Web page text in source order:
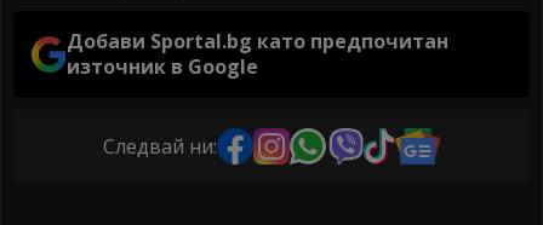
Добави Sportal.bg като предпочитан
източник в Google
Следвай ни: